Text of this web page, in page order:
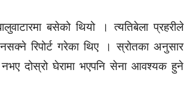
बसेको थियो । त्यतिबेला प्रहरीले
रिपोर्ट गरेका थिए । स्रोतका अनुसार
नभए दोस्रो घेरामा भएपनि सेना आवश्यक हुने